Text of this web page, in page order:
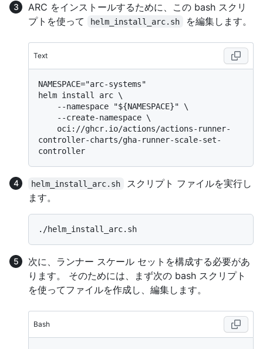
ARC をインストールするために、この bash スクリ
プトを使って
helm_install_arc.sh を編集します。
Text
NAMESPACE="arc-systems"
helm install arc \
controller-charts/gha-runner-scale-set-
helm_install_arc.sh
スクリプト ファイルを実行し
ます。
次に、ランナー スケール セットを構成する必要があ
ります。 そのためには、まず次の bash スクリプト
を使ってファイルを作成し、編集します。
Bash